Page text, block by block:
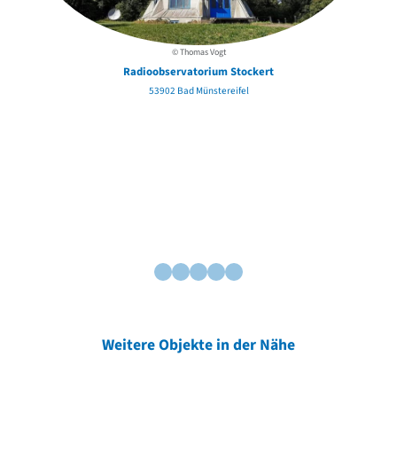
© Thomas Vogt
Radioobservatorium Stockert
53902 Bad Münstereifel
Weitere Objekte in der Nähe